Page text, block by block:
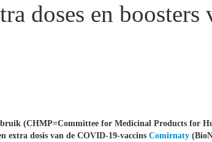
doses en boosters
(CHMP=Committee for Medicinal Products for
extra dosis van de COVID-19-vaccins Comirnaty